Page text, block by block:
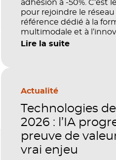
adhésion à -50%. C’est
pour rejoindre le
référence dédié à la
multimodale et à
pédagogique.
Lire la suite
Actualité
Technologies
2026 : l’IA
preuve de
vrai enjeu